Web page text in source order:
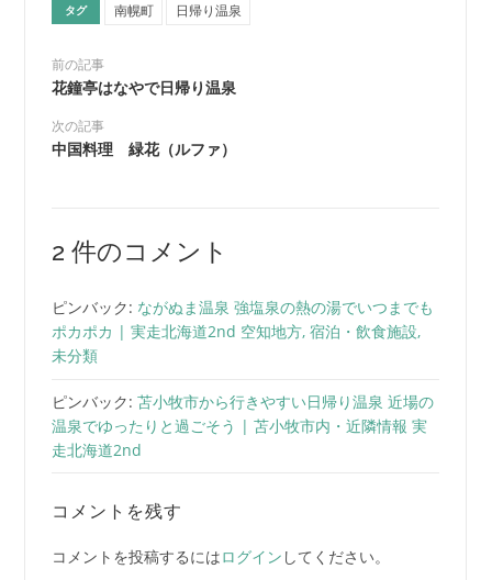
タグ 南幌町 日帰り温泉
前の記事
花鐘亭はなやで日帰り温泉
次の記事
中国料理 緑花（ルファ）
2 件のコメント
ピンバック: ながぬま温泉 強塩泉の熱の湯でいつまでも
ポカポカ | 実走北海道2nd 空知地方, 宿泊・飲食施設,
未分類
ピンバック: 苫小牧市から行きやすい日帰り温泉 近場の
温泉でゆったりと過ごそう | 苫小牧市内・近隣情報 実
走北海道2nd
コメントを残す
コメントを投稿するにはログイン してください。